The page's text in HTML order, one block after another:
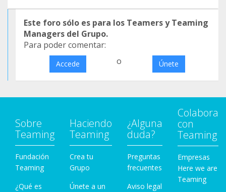
Este foro sólo es para los Teamers y Teaming
Managers del Grupo.
Para poder comentar:
Accede o Únete
Sobre
Teaming
Fundación
Teaming
¿Qué es
Haciendo
Teaming
Crea tu
Grupo
Únete a un
¿Alguna
duda?
Preguntas
frecuentes
Aviso legal
Colabora
con
Teaming
Empresas
Here we are
Teaming